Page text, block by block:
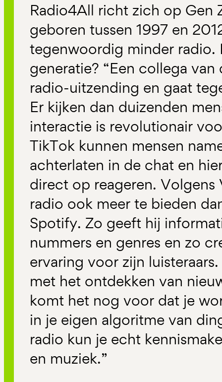
Radio4All richt zich op Gen
geboren tussen 1997 en
tegenwoordig minder radio.
generatie? “Een collega
radio-uitzending en gaat
Er kijken dan duizenden
interactie is revolutionair
TikTok kunnen mensen
achterlaten in de chat en
direct op reageren.
radio ook meer te bieden
Spotify. Zo geeft hij
nummers en genres en zo
ervaring voor zijn
met het ontdekken van
komt het nog voor dat je
in je eigen algoritme van
radio kun je echt
en muziek.”